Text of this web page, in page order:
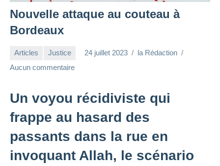
Nouvelle attaque au couteau à
Bordeaux
Articles Justice 24 juillet 2023
la Rédaction
Aucun commentaire
Un voyou récidiviste qui
frappe au hasard des
passants dans la rue en
invoquant Allah, le scénario